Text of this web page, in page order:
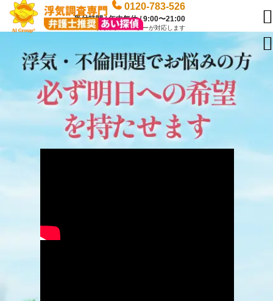
0120-783-526
受付時間 / 年中無休 / 9:00〜21:00
専門のオペレーターが対応します

